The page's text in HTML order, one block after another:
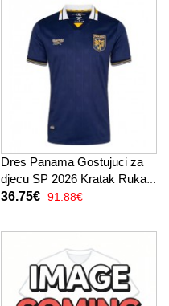
Dres Panama Gostujuci za
djecu SP 2026 Kratak Rukav
(+ kratke hlače)
36.75€ 91.88€